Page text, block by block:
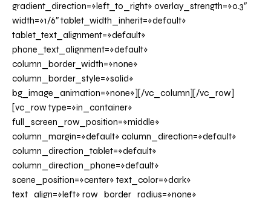
gradient_direction=»left_to_right» overlay_strength=»0.3″
width=»1/6″ tablet_width_inherit=»default»
tablet_text_alignment=»default»
phone_text_alignment=»default»
column_border_width=»none»
column_border_style=»solid»
bg_image_animation=»none»][/vc_column][/vc_row]
[vc_row type=»in_container»
full_screen_row_position=»middle»
column_margin=»default» column_direction=»default»
column_direction_tablet=»default»
column_direction_phone=»default»
scene_position=»center» text_color=»dark»
text_align=»left» row_border_radius=»none»